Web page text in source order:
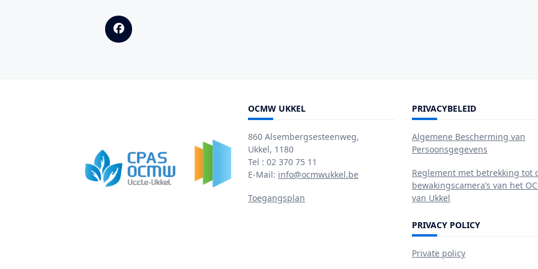
OCMW UKKEL
860 Alsembergsesteenweg,
Ukkel, 1180
Tel : 02 370 75 11
E-Mail: info@ocmwukkel.be
Toegangsplan
PRIVACYBELEID
Algemene Bescherming van
Persoonsgegevens
Reglement met betrekking tot
bewakingscamera’s van het
van Ukkel
PRIVACY POLICY
Private policy